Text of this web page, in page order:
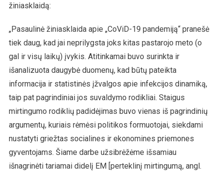
žiniasklaidą:
„Pasaulinė žiniasklaida apie „CoViD-19 pandemiją“ pranešė
tiek daug, kad jai neprilygsta joks kitas pastarojo meto (o
gal ir visų laikų) įvykis. Atitinkamai buvo surinkta ir
išanalizuota daugybė duomenų, kad būtų pateikta
informacija ir statistinės įžvalgos apie infekcijos dinamiką,
taip pat pagrindiniai jos suvaldymo rodikliai. Staigus
mirtingumo rodiklių padidėjimas buvo vienas iš pagrindinių
argumentų, kuriais rėmėsi politikos formuotojai, siekdami
nustatyti griežtas socialines ir ekonomines priemones
gyventojams. Šiame darbe užsibrėžėme išsamiau
išnagrinėti tariamai didelį EM [perteklinį mirtingumą, angl.